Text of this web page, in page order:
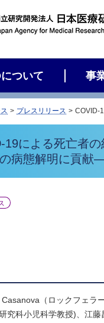
ついて 事
プレスリリース COVID-
19による死亡者
病態解明に貢献
（ロックフェラ
究科小児科学教授)、江